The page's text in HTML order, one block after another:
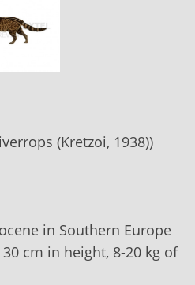
(Kretzoi, 1938))
in Southern Europe
cm in height, 8-20 kg of